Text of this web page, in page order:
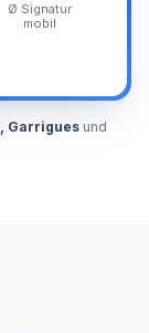
Ø Signatur
mobil
Garrigues und